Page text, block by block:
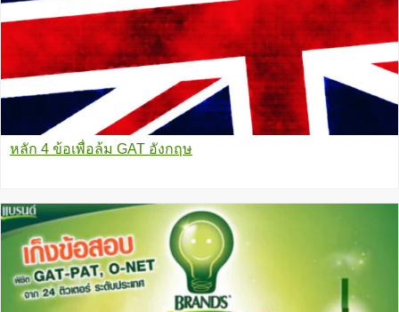
หลัก 4 ข้อเพื่อล้ม GAT อังกฤษ